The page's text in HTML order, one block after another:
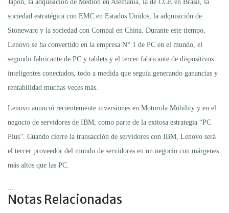
Japón, la adquisición de Medion en Alemania, la de CCE en Brasil, la
sociedad estratégica con EMC en Estados Unidos, la adquisición de
Stoneware y la sociedad con Compal en China. Durante este tiempo,
Lenovo se ha convertido en la empresa N° 1 de PC en el mundo, el
segundo fabricante de PC y tablets y el tercer fabricante de dispositivos
inteligentes conectados, todo a medida que seguía generando ganancias y
rentabilidad muchas veces más.
Lenovo anunció recientemente inversiones en Motorola Mobility y en el
negocio de servidores de IBM, como parte de la exitosa estrategia “PC
Plus”. Cuando cierre la transacción de servidores con IBM, Lenovo será
el tercer proveedor del mundo de servidores en un negocio con márgenes
más altos que las PC.
Notas Relacionadas